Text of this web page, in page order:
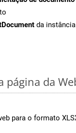
da
da
para o formato